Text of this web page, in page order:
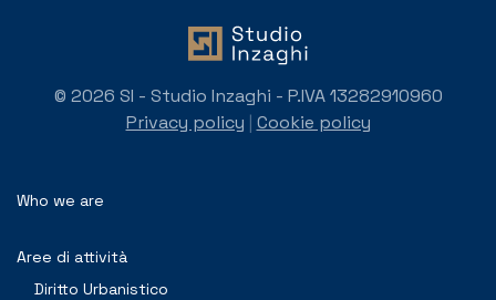
Who we are
Aree di attività
Diritto Urbanistico
© 2026 SI - Studio Inzaghi - P.IVA 13282910960
Privacy policy | Cookie policy